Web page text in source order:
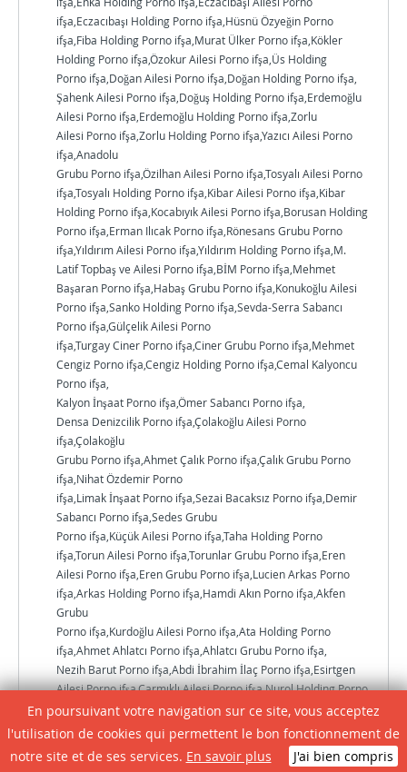
ifşa,Eczacıbaşı Holding Porno ifşa,Hüsnü Özyeğin Porno
ifşa,Fiba Holding Porno ifşa,Murat Ülker Porno ifşa,Kökler
Holding Porno ifşa,Özokur Ailesi Porno ifşa,Üs Holding
Porno ifşa,Doğan Ailesi Porno ifşa,Doğan Holding Porno ifşa,
Şahenk Ailesi Porno ifşa,Doğuş Holding Porno ifşa,Erdemoğlu
Ailesi Porno ifşa,Erdemoğlu Holding Porno ifşa,Zorlu
Ailesi Porno ifşa,Zorlu Holding Porno ifşa,Yazıcı Ailesi Porno
ifşa,Anadolu
Grubu Porno ifşa,Özilhan Ailesi Porno ifşa,Tosyalı Ailesi Porno
ifşa,Tosyalı Holding Porno ifşa,Kibar Ailesi Porno ifşa,Kibar
Holding Porno ifşa,Kocabıyık Ailesi Porno ifşa,Borusan Holding
Porno ifşa,Erman Ilıcak Porno ifşa,Rönesans Grubu Porno
ifşa,Yıldırım Ailesi Porno ifşa,Yıldırım Holding Porno ifşa,M.
Latif Topbaş ve Ailesi Porno ifşa,BİM Porno ifşa,Mehmet
Başaran Porno ifşa,Habaş Grubu Porno ifşa,Konukoğlu Ailesi
Porno ifşa,Sanko Holding Porno ifşa,Sevda-Serra Sabancı
Porno ifşa,Gülçelik Ailesi Porno
ifşa,Turgay Ciner Porno ifşa,Ciner Grubu Porno ifşa,Mehmet
Cengiz Porno ifşa,Cengiz Holding Porno ifşa,Cemal Kalyoncu
Porno ifşa,
Kalyon İnşaat Porno ifşa,Ömer Sabancı Porno ifşa,
Densa Denizcilik Porno ifşa,Çolakoğlu Ailesi Porno
ifşa,Çolakoğlu
Grubu Porno ifşa,Ahmet Çalık Porno ifşa,Çalık Grubu Porno
ifşa,Nihat Özdemir Porno
ifşa,Limak İnşaat Porno ifşa,Sezai Bacaksız Porno ifşa,Demir
Sabancı Porno ifşa,Sedes Grubu
Porno ifşa,Küçük Ailesi Porno ifşa,Taha Holding Porno
ifşa,Torun Ailesi Porno ifşa,Torunlar Grubu Porno ifşa,Eren
Ailesi Porno ifşa,Eren Grubu Porno ifşa,Lucien Arkas Porno
ifşa,Arkas Holding Porno ifşa,Hamdi Akın Porno ifşa,Akfen
Grubu
Porno ifşa,Kurdoğlu Ailesi Porno ifşa,Ata Holding Porno
ifşa,Ahmet Ahlatcı Porno ifşa,Ahlatcı Grubu Porno ifşa,
Nezih Barut Porno ifşa,Abdi İbrahim İlaç Porno ifşa,Esirtgen
Ailesi Porno ifşa,Çarmıklı Ailesi Porno ifşa,Nurol Holding Porno
ifşa,Mehmet Ali Aydınlar Porno ifşa,Acıbadem Grubu Porno
ifşa,Alaton Ailesi
Porno ifşa,Alarko Holding Porno ifşa,Garih Ailesi Porno
ifşa,Bayraktar Ailesi Porno ifşa,
En poursuivant votre navigation sur ce site, vous acceptez
l'utilisation de cookies qui permettent le bon fonctionnement de
notre site et de ses services. En savoir plus J'ai bien compris